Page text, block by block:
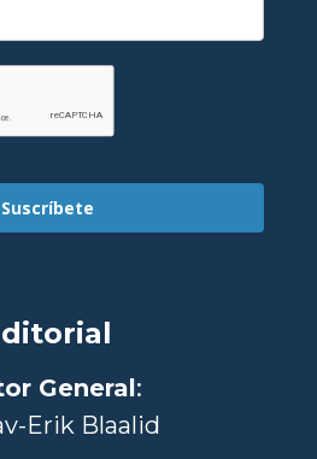
Suscríbete
General:
Erik Blaalid